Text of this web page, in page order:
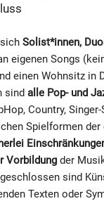
Solist*innen,
eigenen Songs
einen Wohnsitz in
sind alle Pop- und
Country,
Spielformen
Vorbildung der
sind
Texten oder